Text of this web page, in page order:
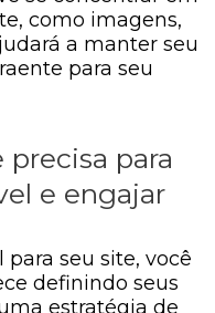
como imagens,
a manter seu
para seu
para
e engajar
seu site, você
definindo seus
estratégia de